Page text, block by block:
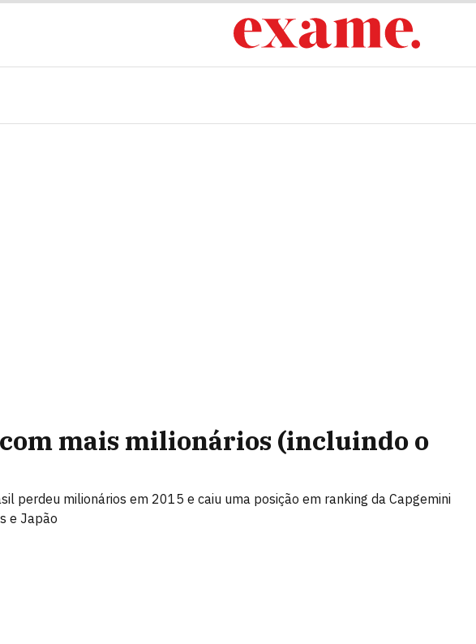
com mais milionários (incluindo o
perdeu milionários em 2015 e caiu uma posição em ranking da Capgemini
e Japão